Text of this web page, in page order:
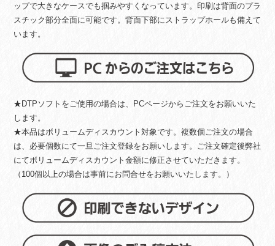
ップで大きなケースでも掴みやすくなっています。印刷は背面のプラ
スチック部分全面に可能です。背面下部にストラップホールも備えて
います。
★DTPソフトをご使用の場合は、PCページからご注文をお願いいた
します。
★本品はボリュームディスカウント対象です。複数個ご注文の場合
は、必要個数にて一旦ご注文登録をお願いします。ご注文確定後弊社
にてボリュームディスカウント金額に修正させていただきます。
（100個以上の場合は事前にお問合せをお願いいたします。）